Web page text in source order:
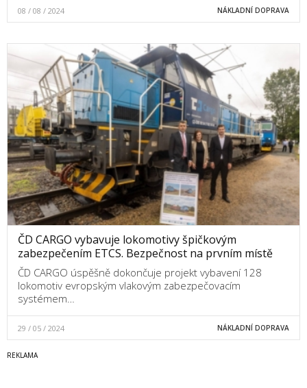
08 / 08 / 2024 NÁKLADNÍ DOPRAVA
ČD CARGO vybavuje lokomotivy špičkovým
zabezpečením ETCS. Bezpečnost na prvním místě
ČD CARGO úspěšně dokončuje projekt vybavení 128
lokomotiv evropským vlakovým zabezpečovacím
systémem…
29 / 05 / 2024 NÁKLADNÍ DOPRAVA